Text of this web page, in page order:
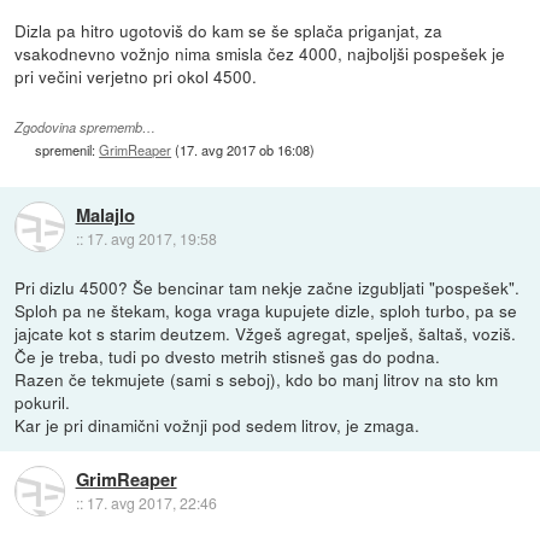
Dizla pa hitro ugotoviš do kam se še splača priganjat, za
vsakodnevno vožnjo nima smisla čez 4000, najboljši pospešek je
pri večini verjetno pri okol 4500.
Zgodovina sprememb…
spremenil:GrimReaper(17. avg 2017 ob 16:08)
Malajlo
:: 17. avg 2017, 19:58
Pri dizlu 4500? Še bencinar tam nekje začne izgubljati "pospešek".
Sploh pa ne štekam, koga vraga kupujete dizle, sploh turbo, pa se
jajcate kot s starim deutzem. Vžgeš agregat, spelješ, šaltaš, voziš.
Če je treba, tudi po dvesto metrih stisneš gas do podna.
Razen če tekmujete (sami s seboj), kdo bo manj litrov na sto km
pokuril.
Kar je pri dinamični vožnji pod sedem litrov, je zmaga.
GrimReaper
:: 17. avg 2017, 22:46